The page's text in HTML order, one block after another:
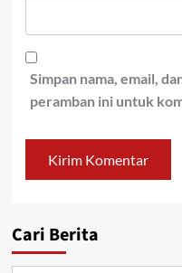
Simpan nama, email,
peramban ini untuk
Cari Berita